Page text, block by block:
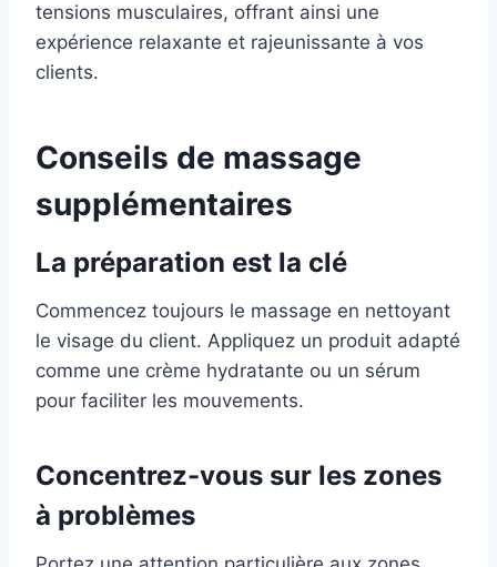
tensions musculaires, offrant ainsi une
expérience relaxante et rajeunissante à vos
clients.
Conseils de massage
supplémentaires
La préparation est la clé
Commencez toujours le massage en nettoyant
le visage du client. Appliquez un produit adapté
comme une crème hydratante ou un sérum
pour faciliter les mouvements.
Concentrez-vous sur les zones
à problèmes